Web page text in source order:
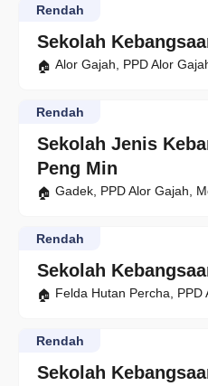
Sekolah
Rendah
Alor Gajah, PPD Alor
Sekolah Jenis
Peng Min
Rendah
Gadek, PPD Alor Gajah,
Sekolah
Rendah
Felda Hutan Percha, PPD
Sekolah
Rendah